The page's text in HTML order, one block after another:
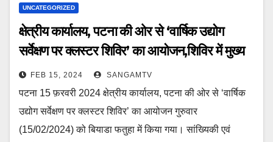
UNCATEGORIZED
क्षेत्रीय कार्यालय, पटना की ओर से ‘वार्षिक उद्योग
सर्वेक्षण पर क्लस्टर शिविर’ का आयोजन,शिविर में मुख्य
रूप से उद्योग का ऑनलाइन रिटर्न भरने के लिए दिया गया
प्रशिक्षण
FEB 15, 2024 SANGAMTV
पटना 15 फ़रवरी 2024 क्षेत्रीय कार्यालय, पटना की ओर से ‘वार्षिक
उद्योग सर्वेक्षण पर क्लस्टर शिविर’ का आयोजन गुरुवार
(15/02/2024) को बियाडा फतुहा में किया गया। सांख्यिकी एवं